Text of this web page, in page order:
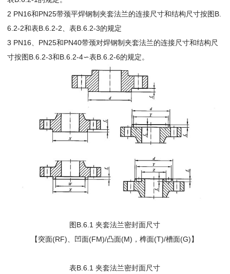
2 PN16和PN25带颈平焊钢制夹套法兰的连接尺寸和结构尺寸按图B.
6.2-2和表B.6.2-2、表B.6.2-3的规定
3 PN16、PN25和PN40带颈对焊钢制夹套法兰的连接尺寸和结构尺
寸按图B.6.2-3和B.6.2-4∽表B.6.2-6的规定。
图B.6.1 夹套法兰密封面尺寸
【突面(RF)、凹面(FM)/凸面(M)，榫面(T)/槽面(G)】
表B.6.1 夹套法兰密封面尺寸